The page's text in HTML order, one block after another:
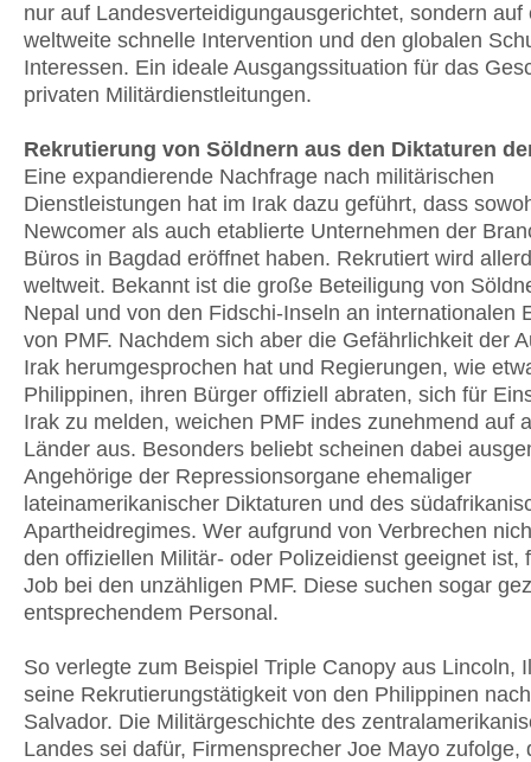
nur auf Landesverteidigungausgerichtet, sondern auf
weltweite schnelle Intervention und den globalen
Interessen. Ein ideale Ausgangssituation für das
privaten Militärdienstleitungen.
Rekrutierung von Söldnern aus den Diktaturen
Eine expandierende Nachfrage nach militärischen
Dienstleistungen hat im Irak dazu geführt, dass
Newcomer als auch etablierte Unternehmen der
Büros in Bagdad eröffnet haben. Rekrutiert wird
weltweit. Bekannt ist die große Beteiligung von
Nepal und von den Fidschi-Inseln an internationalen
von PMF. Nachdem sich aber die Gefährlichkeit der
Irak herumgesprochen hat und Regierungen, wie
Philippinen, ihren Bürger offiziell abraten, sich für
Irak zu melden, weichen PMF indes zunehmend auf
Länder aus. Besonders beliebt scheinen dabei
Angehörige der Repressionsorgane ehemaliger
lateinamerikanischer Diktaturen und des
Apartheidregimes. Wer aufgrund von Verbrechen
den offiziellen Militär- oder Polizeidienst geeignet ist,
Job bei den unzähligen PMF. Diese suchen sogar
entsprechendem Personal.
So verlegte zum Beispiel Triple Canopy aus Lincoln,
seine Rekrutierungstätigkeit von den Philippinen
Salvador. Die Militärgeschichte des
Landes sei dafür, Firmensprecher Joe Mayo zufolge,